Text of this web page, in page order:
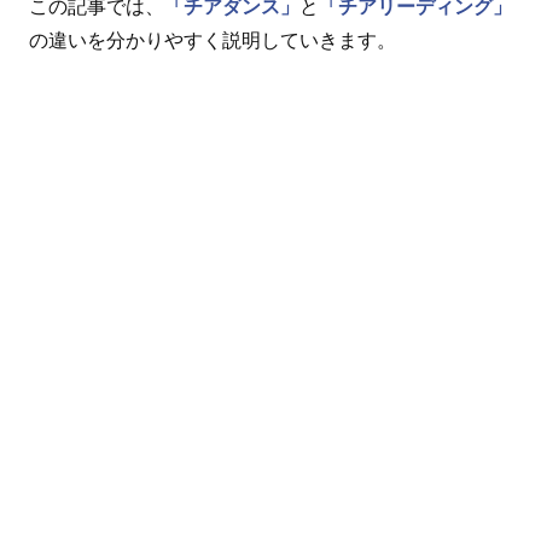
この記事では、 「チアダンス」 と
「チアリーディング」
の違いを分かりやすく説明していきます。